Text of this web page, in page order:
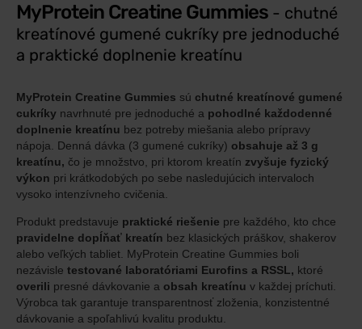
MyProtein Creatine Gummies - chutné
kreatínové gumené cukríky pre jednoduché
a praktické doplnenie kreatínu
MyProtein Creatine Gummies sú chutné kreatínové gumené
cukríky navrhnuté pre jednoduché a pohodlné každodenné
doplnenie kreatínu bez potreby miešania alebo prípravy
nápoja. Denná dávka (3 gumené cukríky) obsahuje až 3 g
kreatínu, čo je množstvo, pri ktorom kreatín zvyšuje fyzický
výkon pri krátkodobých po sebe nasledujúcich intervaloch
vysoko intenzívneho cvičenia.
Produkt predstavuje praktické riešenie pre každého, kto chce
pravidelne dopĺňať kreatín bez klasických práškov, shakerov
alebo veľkých tabliet. MyProtein Creatine Gummies boli
nezávisle testované laboratóriami Eurofins a RSSL, ktoré
overili presné dávkovanie a obsah kreatínu v každej príchuti.
Výrobca tak garantuje transparentnosť zloženia, konzistentné
dávkovanie a spoľahlivú kvalitu produktu.